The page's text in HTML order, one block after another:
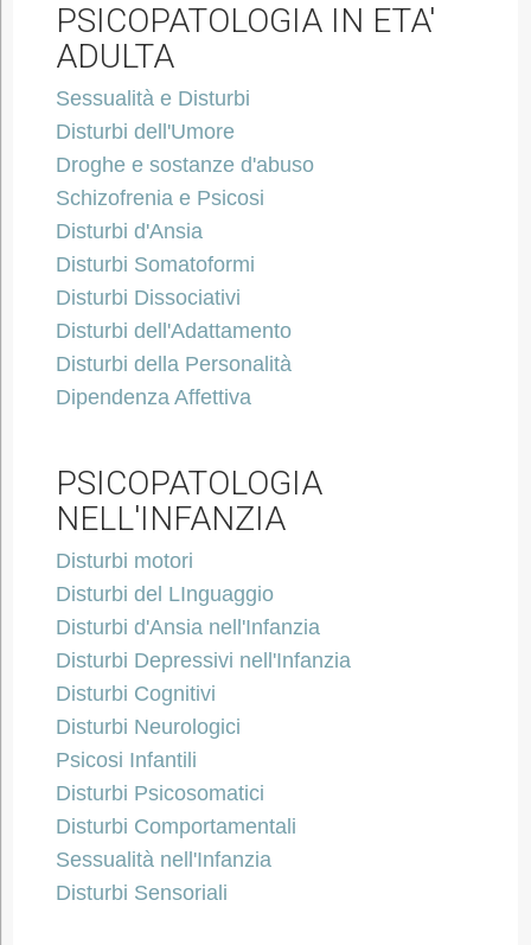
PSICOPATOLOGIA IN ETA'
ADULTA
Sessualità e Disturbi
Disturbi dell'Umore
Droghe e sostanze d'abuso
Schizofrenia e Psicosi
Disturbi d'Ansia
Disturbi Somatoformi
Disturbi Dissociativi
Disturbi dell'Adattamento
Disturbi della Personalità
Dipendenza Affettiva
PSICOPATOLOGIA
NELL'INFANZIA
Disturbi motori
Disturbi del LInguaggio
Disturbi d'Ansia nell'Infanzia
Disturbi Depressivi nell'Infanzia
Disturbi Cognitivi
Disturbi Neurologici
Psicosi Infantili
Disturbi Psicosomatici
Disturbi Comportamentali
Sessualità nell'Infanzia
Disturbi Sensoriali